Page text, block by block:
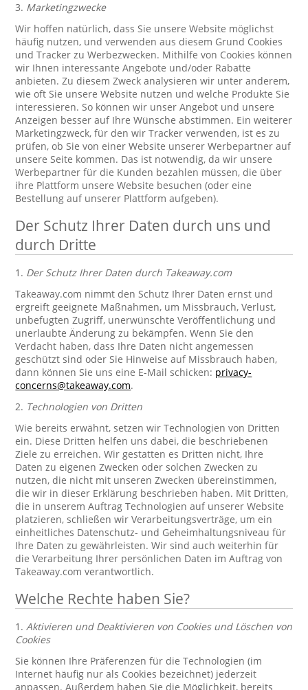
3. Marketingzwecke
Wir hoffen natürlich, dass Sie unsere Website möglichst
häufig nutzen, und verwenden aus diesem Grund Cookies
und Tracker zu Werbezwecken. Mithilfe von Cookies können
wir Ihnen interessante Angebote und/oder Rabatte
anbieten. Zu diesem Zweck analysieren wir unter anderem,
wie oft Sie unsere Website nutzen und welche Produkte Sie
interessieren. So können wir unser Angebot und unsere
Anzeigen besser auf Ihre Wünsche abstimmen. Ein weiterer
Marketingzweck, für den wir Tracker verwenden, ist es zu
prüfen, ob Sie von einer Website unserer Werbepartner auf
unsere Seite kommen. Das ist notwendig, da wir unsere
Werbepartner für die Kunden bezahlen müssen, die über
ihre Plattform unsere Website besuchen (oder eine
Bestellung auf unserer Plattform aufgeben).
Der Schutz Ihrer Daten durch uns und
durch Dritte
1. Der Schutz Ihrer Daten durch Takeaway.com
Takeaway.com nimmt den Schutz Ihrer Daten ernst und
ergreift geeignete Maßnahmen, um Missbrauch, Verlust,
unbefugten Zugriff, unerwünschte Veröffentlichung und
unerlaubte Änderung zu bekämpfen. Wenn Sie den
Verdacht haben, dass Ihre Daten nicht angemessen
geschützt sind oder Sie Hinweise auf Missbrauch haben,
dann können Sie uns eine E-Mail schicken: privacy-
concerns@takeaway.com.
2. Technologien von Dritten
Wie bereits erwähnt, setzen wir Technologien von Dritten
ein. Diese Dritten helfen uns dabei, die beschriebenen
Ziele zu erreichen. Wir gestatten es Dritten nicht, Ihre
Daten zu eigenen Zwecken oder solchen Zwecken zu
nutzen, die nicht mit unseren Zwecken übereinstimmen,
die wir in dieser Erklärung beschrieben haben. Mit Dritten,
die in unserem Auftrag Technologien auf unserer Website
platzieren, schließen wir Verarbeitungsverträge, um ein
einheitliches Datenschutz- und Geheimhaltungsniveau für
Ihre Daten zu gewährleisten. Wir sind auch weiterhin für
die Verarbeitung Ihrer persönlichen Daten im Auftrag von
Takeaway.com verantwortlich.
Welche Rechte haben Sie?
1.Aktivieren und Deaktivieren von Cookies und Löschen von
Cookies
Sie können Ihre Präferenzen für die Technologien (im
Internet häufig nur als Cookies bezeichnet) jederzeit
anpassen. Außerdem haben Sie die Möglichkeit, bereits